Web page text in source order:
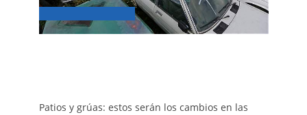
Patios y grúas: estos serán los cambios en las